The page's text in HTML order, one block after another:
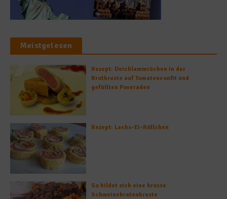
Meistgelesen
Rezept: Deichlammrücken in der
Brotkruste auf Tomatenconfit und
gefüllten Poveraden
Rezept: Lachs-Ei-Röllchen
So bildet sich eine krosse
Schweinebratenkruste